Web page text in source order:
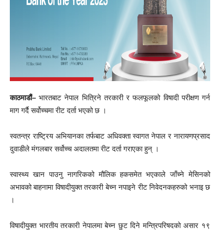
काठमाडौं– भारतबाट नेपाल भित्रिने तरकारी र फलफूलको विषादी परीक्षण गर्न
माग गर्दै सर्वोच्चमा रीट दर्ता भएको छ ।
स्वतन्त्र राष्ट्रिय अभियानका तर्फबाट अधिवक्ता स्वागत नेपाल र नारायणप्रसाद
दुवाडीले मंगलबार सर्वोच्च अदालतमा रीट दर्ता गराएका हुन् ।
स्वास्थ्य खान पाउनु नागरिकको मौलिक हकसमेत भएकाले जाँच्ने मेसिनको
अभावको बाहनामा विषादीयुक्त तरकारी बेच्न नपाइने रीट निवेदनकहरुको भनाइ छ
।
विषादीयुक्त भारतीय तरकारी नेपालमा बेच्न छुट दिने मन्त्रिपरिषदको असार १९